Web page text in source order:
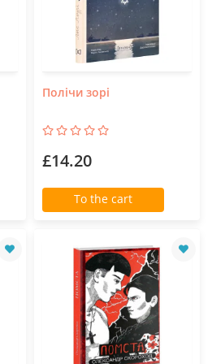
Полічи зорі
£14.20
To the cart